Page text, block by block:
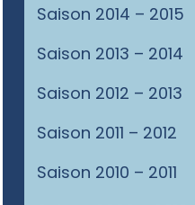
Saison 2014 – 2015
Saison 2013 – 2014
Saison 2012 – 2013
Saison 2011 – 2012
Saison 2010 – 2011